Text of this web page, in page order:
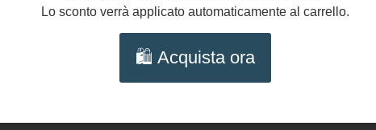
Lo sconto verrà applicato automaticamente al carrello.
🛍️ Acquista ora